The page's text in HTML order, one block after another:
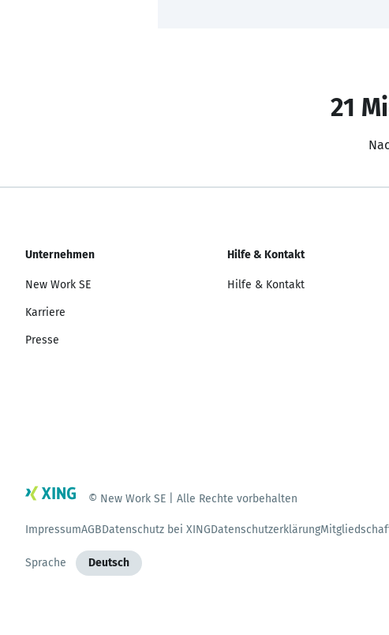
21
Unternehmen
New Work SE
Karriere
Presse
Hilfe & Kontakt
Hilfe & Kontakt
© New Work SE | Alle Rechte vorbehalten
ImpressumAGBDatenschutz bei XINGDatenschutzerklärung
Sprache Deutsch